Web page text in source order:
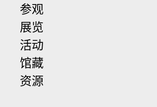
参观
展览
活动
馆藏
资源